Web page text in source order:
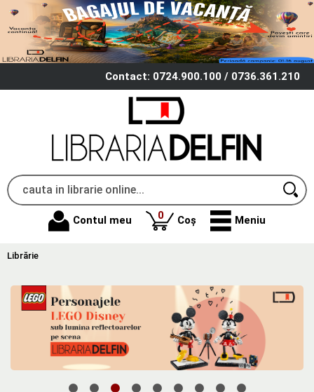
Contact: 0724.900.100 / 0736.361.210
Contul meu 0produse
Coș Meniu
Librărie